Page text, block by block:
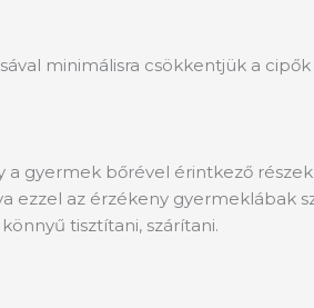
minimálisra csökkentjük a cipők
gyermek bőrével érintkező
az érzékeny gyermeklábak
tisztítani, szárítani.